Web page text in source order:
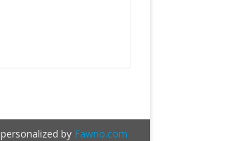
personalized by Fawno.com